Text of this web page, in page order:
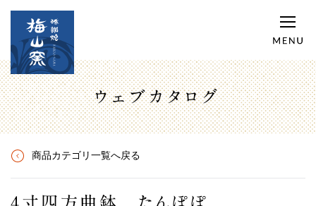
ウェブカタログ
商品カテゴリ一覧へ戻る
4寸四方曲鉢 たんぽぽ